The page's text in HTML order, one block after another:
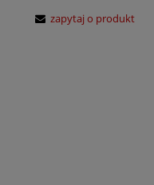
zapytaj o produkt